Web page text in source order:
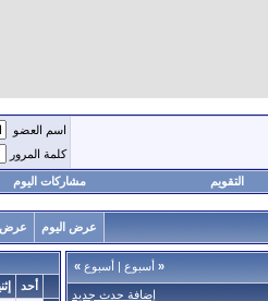
اسم العضو
كلمة المرور
التقويم مشاركات اليوم
عرض اليوم عرض
« أسبوع | أسبوع »
إضافة حدث جديد
أحد